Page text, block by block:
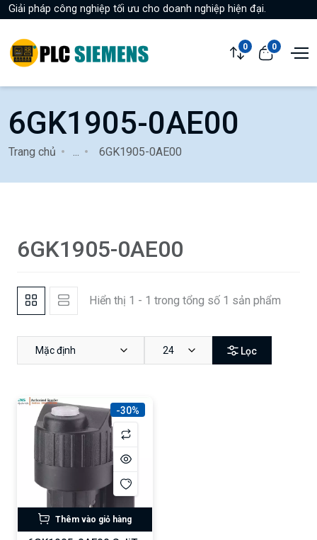
Giải pháp công nghiệp tối ưu cho doanh nghiệp hiện đại.
0 0
6GK1905-0AE00
Trang chủ 6GK1905-0AE00
6GK1905-0AE00
Hiển thị 1 - 1 trong tổng số 1 sản phẩm
Mặc định 24 Lọc
-30%
Thêm vào giỏ hàng